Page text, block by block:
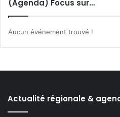
(Agenda) Focus sur…
Aucun événement trouvé !
Actualité régionale &